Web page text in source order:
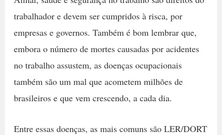
trabalhador e devem ser cumpridos à risca, por
empresas e governos. Também é bom lembrar que,
embora o número de mortes causadas por acidentes
no trabalho assustem, as doenças ocupacionais
também são um mal que acometem milhões de
brasileiros e que vem crescendo, a cada dia.
Entre essas doenças, as mais comuns são LER/DORT